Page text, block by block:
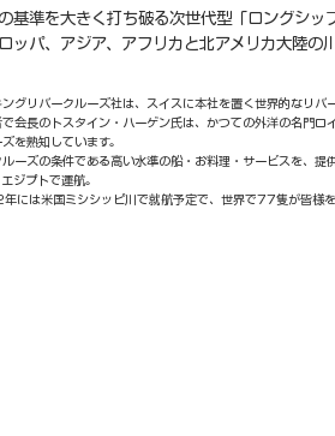
基準を大きく打ち破る次世代型「ロングシッ
ッパ、アジア、アフリカと北アメリカ大陸
ングリバークルーズ社は、スイスに本社を置く世界的なリバ
で会長のトスタイン・ハーゲン氏は、かつての外洋の名門ロ
を熟知しています。
ルーズの条件である高い水準の船・お料理・サービスを、提
ジプトで運航。
には米国ミシシッピ川で就航予定で、世界で77隻が皆様を